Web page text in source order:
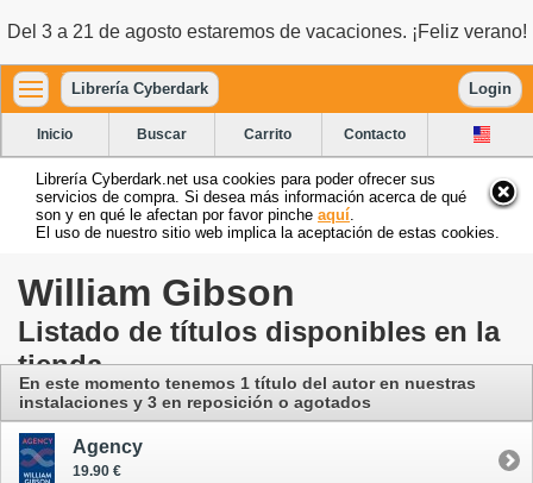
Del 3 a 21 de agosto estaremos de vacaciones. ¡Feliz verano!
Librería Cyberdark Login
Inicio Buscar Carrito Contacto
Librería Cyberdark.net usa cookies para poder ofrecer sus
servicios de compra. Si desea más información acerca de qué
son y en qué le afectan por favor pinche aquí
El uso de nuestro sitio web implica la aceptación de estas cookies.
William Gibson
Listado de títulos disponibles en la
tienda
En este momento tenemos 1 título del autoren nuestras
instalaciones y 3 en reposición o agotados
Agency
19.90 €